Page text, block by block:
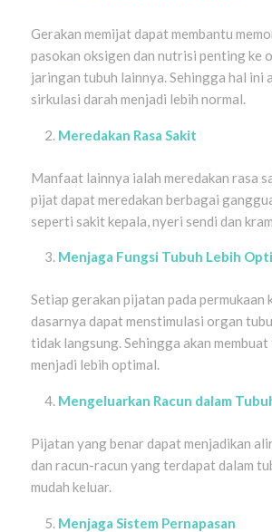
Gerakan memijat dapat membantu
pasokan oksigen dan nutrisi penting ke
jaringan tubuh lainnya. Sehingga hal ini
sirkulasi darah menjadi lebih normal.
Meredakan Rasa Sakit
Manfaat lainnya ialah meredakan rasa
pijat dapat meredakan berbagai
seperti sakit kepala, nyeri sendi dan
Menjaga Fungsi Tubuh Lebih
Setiap gerakan pijatan pada permukaan
dasarnya dapat menstimulasi organ
tidak langsung. Sehingga akan
menjadi lebih optimal.
Mengeluarkan Racun dalam
Pijatan yang benar dapat menjadikan
dan racun-racun yang terdapat dalam
mudah keluar.
Menjaga Sistem Pernapasan